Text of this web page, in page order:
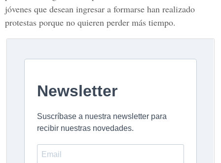
jóvenes que desean ingresar a formarse han realizado
protestas porque no quieren perder más tiempo.